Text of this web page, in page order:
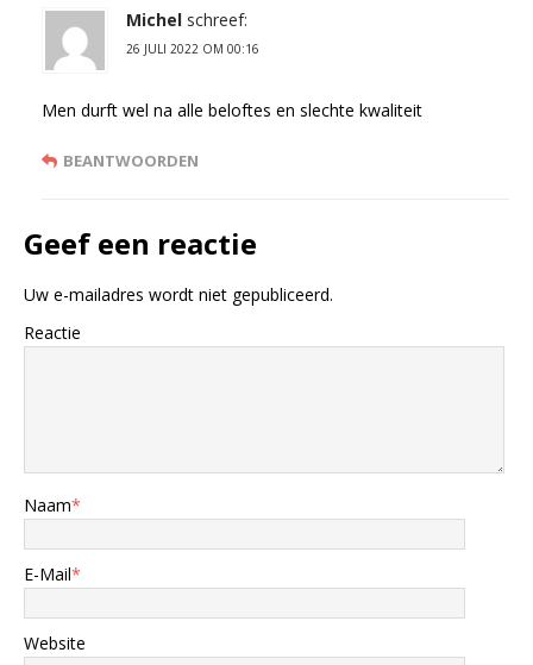
Michel schreef:
26 JULI 2022 OM 00:16
Men durft wel na alle beloftes en slechte kwaliteit
BEANTWOORDEN
Geef een reactie
Uw e-mailadres wordt niet gepubliceerd.
Reactie
Naam*
E-Mail*
Website